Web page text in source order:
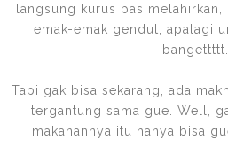
langsung kurus pas
emak-emak gendut, apalagi
bangettttt...
Tapi gak bisa sekarang, ada
tergantung sama gue. Well,
makanannya itu hanya bisa